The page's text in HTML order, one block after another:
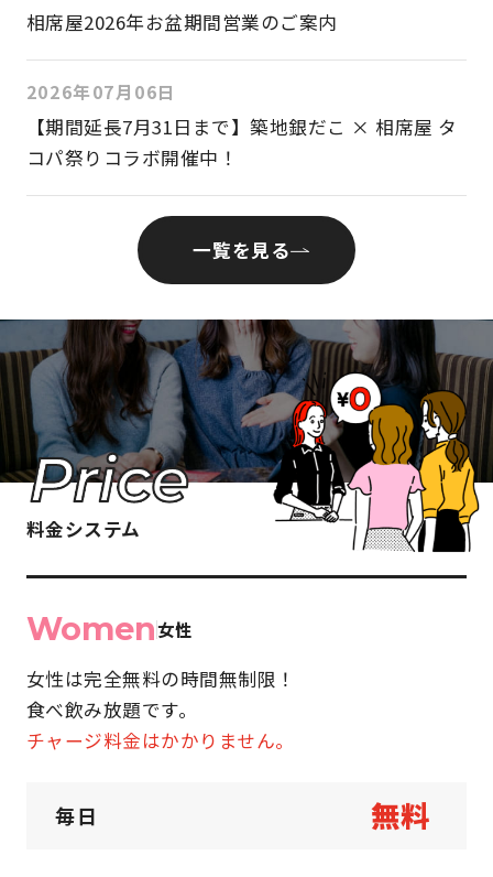
相席屋2026年お盆期間営業のご案内
2026年07月06日
【期間延長7月31日まで】築地銀だこ × 相席屋 タ
コパ祭りコラボ開催中！
一覧を見る
料金システム
Women女性
女性は完全無料の時間無制限！
食べ飲み放題です。
チャージ料金はかかりません。
毎日 無料